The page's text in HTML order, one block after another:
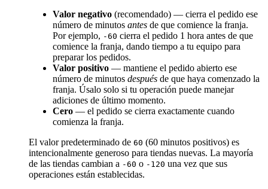
Valor negativo (recomendado) — cierra el pedido ese
número de minutos antes de que comience la franja.
Por ejemplo, -60 cierra el pedido 1 hora antes de que
comience la franja, dando tiempo a tu equipo para
preparar los pedidos.
Valor positivo — mantiene el pedido abierto ese
número de minutos después de que haya comenzado la
franja. Úsalo solo si tu operación puede manejar
adiciones de último momento.
Cero — el pedido se cierra exactamente cuando
comienza la franja.
El valor predeterminado de 60 (60 minutos positivos) es
intencionalmente generoso para tiendas nuevas. La mayoría
de las tiendas cambian a -60 o -120 una vez que sus
operaciones están establecidas.